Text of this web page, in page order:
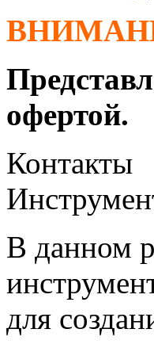
офертой.
Контакты
В данном
для